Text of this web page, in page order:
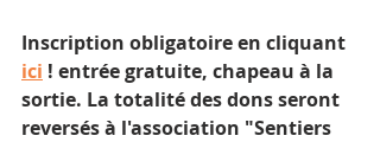
Inscription obligatoire en cliquant
ici ! entrée gratuite, chapeau à la
sortie. La totalité des dons seront
reversés à l'association "Sentiers